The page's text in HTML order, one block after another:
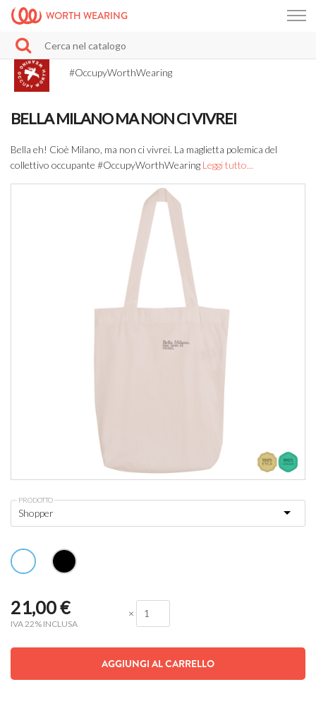
WORTH WEARING
#OccupyWorthWearing
BELLA MILANO MA NON CI VIVREI
Bella eh! Cioè Milano, ma non ci vivrei. La maglietta polemica del
collettivo occupante #OccupyWorthWearing Leggi tutto...
PRODOTTO
21,00€
IVA 22% INCLUSA
×
AGGIUNGI AL CARRELLO